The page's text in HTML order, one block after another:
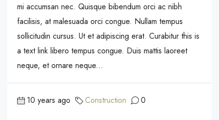
mi accumsan nec. Quisque bibendum orci ac nibh
facilisis, at malesuada orci congue. Nullam tempus
sollicitudin cursus. Ut et adipiscing erat. Curabitur this is
a text link libero tempus congue. Duis mattis laoreet
neque, et ornare neque...
10 years ago Construction 0